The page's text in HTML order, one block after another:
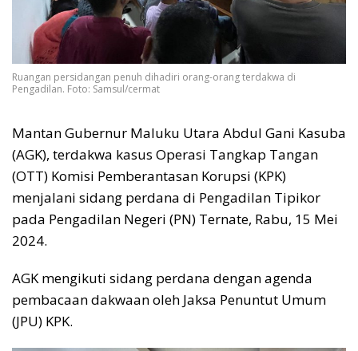
Ruangan persidangan penuh dihadiri orang-orang terdakwa di
Pengadilan. Foto: Samsul/cermat
Mantan Gubernur Maluku Utara Abdul Gani Kasuba
(AGK), terdakwa kasus Operasi Tangkap Tangan
(OTT) Komisi Pemberantasan Korupsi (KPK)
menjalani sidang perdana di Pengadilan Tipikor
pada Pengadilan Negeri (PN) Ternate, Rabu, 15 Mei
2024.
AGK mengikuti sidang perdana dengan agenda
pembacaan dakwaan oleh Jaksa Penuntut Umum
(JPU) KPK.